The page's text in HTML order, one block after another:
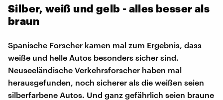
Silber, weiß und gelb - alles besser als
braun
Spanische Forscher kamen mal zum Ergebnis, dass
weiße und helle Autos besonders sicher sind.
Neuseeländische Verkehrsforscher haben mal
herausgefunden, noch sicherer als die weißen seien
silberfarbene Autos. Und ganz gefährlich seien braune